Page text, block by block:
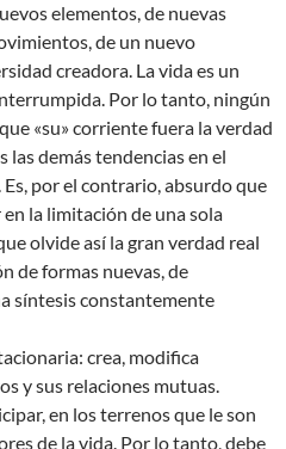
elementos, de nuevas
de un nuevo
creadora. La vida es un
Por lo tanto, ningún
«su» corriente fuera la verdad
las demás tendencias en el
por el contrario, absurdo que
la limitación de una sola
olvide así la gran verdad real
de formas nuevas, de
síntesis constantemente
crea, modifica
y sus relaciones mutuas.
en los terrenos que le son
de la vida. Por lo tanto, debe